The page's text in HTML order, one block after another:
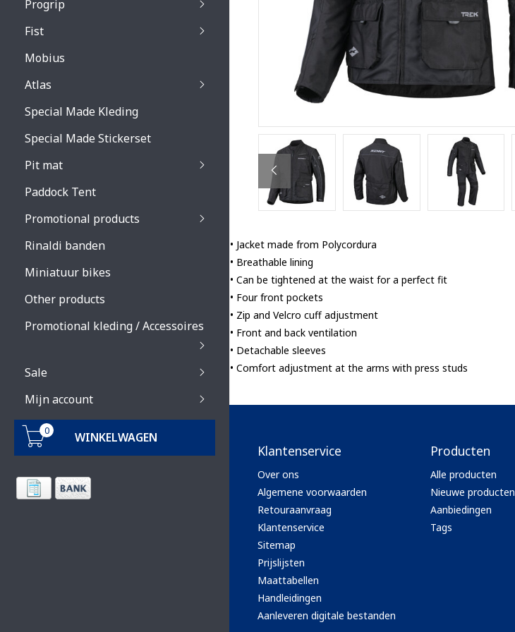
Ventury accessoires
Boots accessoires
Performance accessoires
Ventury accessoires
Primal / Split / Hustle accessoires
Recoil accessoires
Buzz kid lenses & accessoires
Progrip
Venom 3200 / Atzaki 3201 lenses
Venom 3200 / Atzaki 3201
Vista 3303 lenses
Fist
Mobius
Atlas
Special Made Kleding
Special Made Stickerset
Pit mat
Paddock Tent
Promotional products
Rinaldi banden
Miniatuur bikes
Other products
Promotional kleding / Accessoires
Sale
Mijn account
0 WINKELWAGEN
• Jacket made from Polycordura
• Breathable lining
• Can be tightened at the waist for a perfect fit
• Four front pockets
• Zip and Velcro cuff adjustment
• Front and back ventilation
• Detachable sleeves
• Comfort adjustment at the arms with press studs
Klantenservice
Over ons
Algemene voorwaarden
Retouraanvraag
Klantenservice
Sitemap
Prijslijsten
Maattabellen
Handleidingen
Aanleveren digitale bestanden
Producten
Alle producten
Nieuwe producten
Aanbiedingen
Tags